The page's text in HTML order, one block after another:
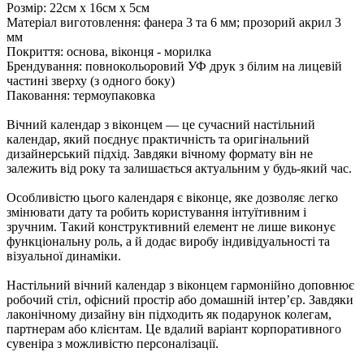
Розмір: 22см х 16см х 5см
Матеріал виготовлення: фанера 3 та 6 мм; прозорий акрил 3
мм
Покриття: основа, віконця - морилка
Брендування: повнокольоровий УФ друк з білим на лицевій
частині зверху (з одного боку)
Паковання: термоупаковка
Вічний календар з віконцем — це сучасний настільний
календар, який поєднує практичність та оригінальний
дизайнерський підхід. Завдяки вічному формату він не
залежить від року та залишається актуальним у будь-який час.
Особливістю цього календаря є віконце, яке дозволяє легко
змінювати дату та робить користування інтуїтивним і
зручним. Такий конструктивний елемент не лише виконує
функціональну роль, а й додає виробу індивідуальності та
візуальної динаміки.
Настільний вічний календар з віконцем гармонійно доповнює
робочий стіл, офісний простір або домашній інтер’єр. Завдяки
лаконічному дизайну він підходить як подарунок колегам,
партнерам або клієнтам. Це вдалий варіант корпоративного
сувеніра з можливістю персоналізації.